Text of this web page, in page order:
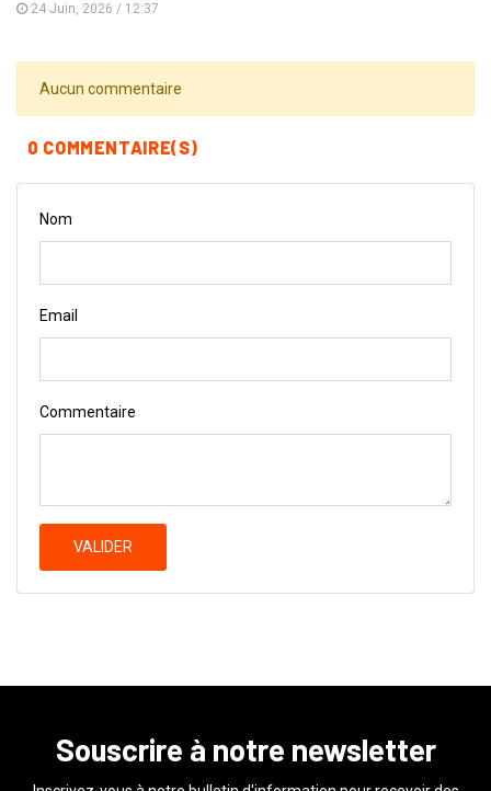
24 Juin, 2026 / 12:37
Aucun commentaire
0 COMMENTAIRE(S)
Nom
Email
Commentaire
VALIDER
Souscrire à notre newsletter